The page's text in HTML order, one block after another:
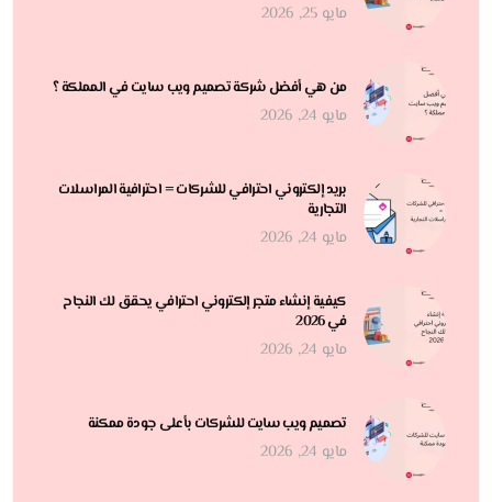
مايو 25, 2026
من هي أفضل شركة تصميم ويب سايت في المملكة ؟
مايو 24, 2026
بريد إلكتروني احترافي للشركات = احترافية المراسلات
التجارية
مايو 24, 2026
كيفية إنشاء متجر إلكتروني احترافي يحقق لك النجاح
في 2026
مايو 24, 2026
تصميم ويب سايت للشركات بأعلى جودة ممكنة
مايو 24, 2026